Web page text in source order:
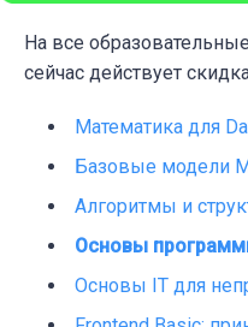
На все
сейчас действует
Математика для
Базовые модели
Алгоритмы и
Основы
Основы IT для